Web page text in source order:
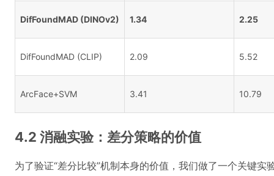
DifFoundMAD (DINOv2) 1.34 2.25
DifFoundMAD (CLIP) 2.09 5.52
ArcFace+SVM 3.41 10.79
4.2 消融实验：差分策略的价值
为了验证“差分比较”机制本身的价值，我们做了一个关键